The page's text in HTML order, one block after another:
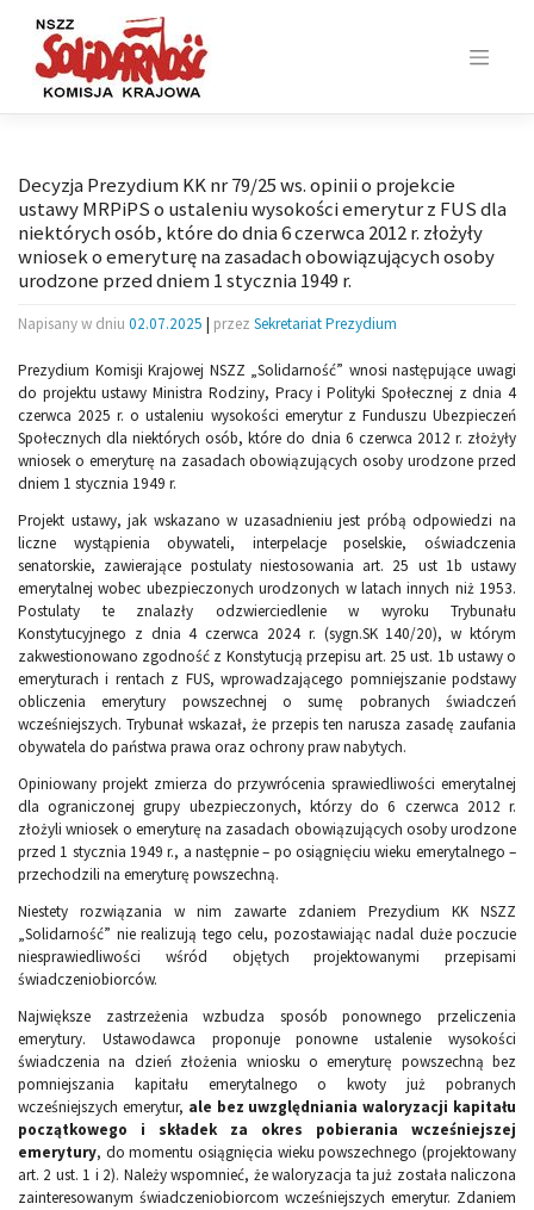
content
Decyzja Prezydium KK nr 79/25 ws. opinii o projekcie
ustawy MRPiPS o ustaleniu wysokości emerytur z FUS dla
niektórych osób, które do dnia 6 czerwca 2012 r. złożyły
wniosek o emeryturę na zasadach obowiązujących osoby
urodzone przed dniem 1 stycznia 1949 r.
Napisany w dniu 02.07.2025 | przez Sekretariat Prezydium
Prezydium Komisji Krajowej NSZZ „Solidarność” wnosi następujące uwagi
do projektu ustawy Ministra Rodziny, Pracy i Polityki Społecznej z dnia 4
czerwca 2025 r. o ustaleniu wysokości emerytur z Funduszu Ubezpieczeń
Społecznych dla niektórych osób, które do dnia 6 czerwca 2012 r. złożyły
wniosek o emeryturę na zasadach obowiązujących osoby urodzone przed
dniem 1 stycznia 1949 r.
Projekt ustawy, jak wskazano w uzasadnieniu jest próbą odpowiedzi na
liczne wystąpienia obywateli, interpelacje poselskie, oświadczenia
senatorskie, zawierające postulaty niestosowania art. 25 ust 1b ustawy
emerytalnej wobec ubezpieczonych urodzonych w latach innych niż 1953.
Postulaty te znalazły odzwierciedlenie w wyroku Trybunału
Konstytucyjnego z dnia 4 czerwca 2024 r. (sygn.SK 140/20), w którym
zakwestionowano zgodność z Konstytucją przepisu art. 25 ust. 1b ustawy o
emeryturach i rentach z FUS, wprowadzającego pomniejszanie podstawy
obliczenia emerytury powszechnej o sumę pobranych świadczeń
wcześniejszych. Trybunał wskazał, że przepis ten narusza zasadę zaufania
obywatela do państwa prawa oraz ochrony praw nabytych.
Opiniowany projekt zmierza do przywrócenia sprawiedliwości emerytalnej
dla ograniczonej grupy ubezpieczonych, którzy do 6 czerwca 2012 r.
złożyli wniosek o emeryturę na zasadach obowiązujących osoby urodzone
przed 1 stycznia 1949 r., a następnie – po osiągnięciu wieku emerytalnego –
przechodzili na emeryturę powszechną.
Niestety rozwiązania w nim zawarte zdaniem Prezydium KK NSZZ
„Solidarność” nie realizują tego celu, pozostawiając nadal duże poczucie
niesprawiedliwości wśród objętych projektowanymi przepisami
świadczeniobiorców.
Największe zastrzeżenia wzbudza sposób ponownego przeliczenia
emerytury. Ustawodawca proponuje ponowne ustalenie wysokości
świadczenia na dzień złożenia wniosku o emeryturę powszechną bez
pomniejszania kapitału emerytalnego o kwoty już pobranych
wcześniejszych emerytur, ale bez uwzględniania waloryzacji kapitału
początkowego i składek za okres pobierania wcześniejszej
emerytury, do momentu osiągnięcia wieku powszechnego (projektowany
art. 2 ust. 1 i 2). Należy wspomnieć, że waloryzacja ta już została naliczona
zainteresowanym świadczeniobiorcom wcześniejszych emerytur. Zdaniem